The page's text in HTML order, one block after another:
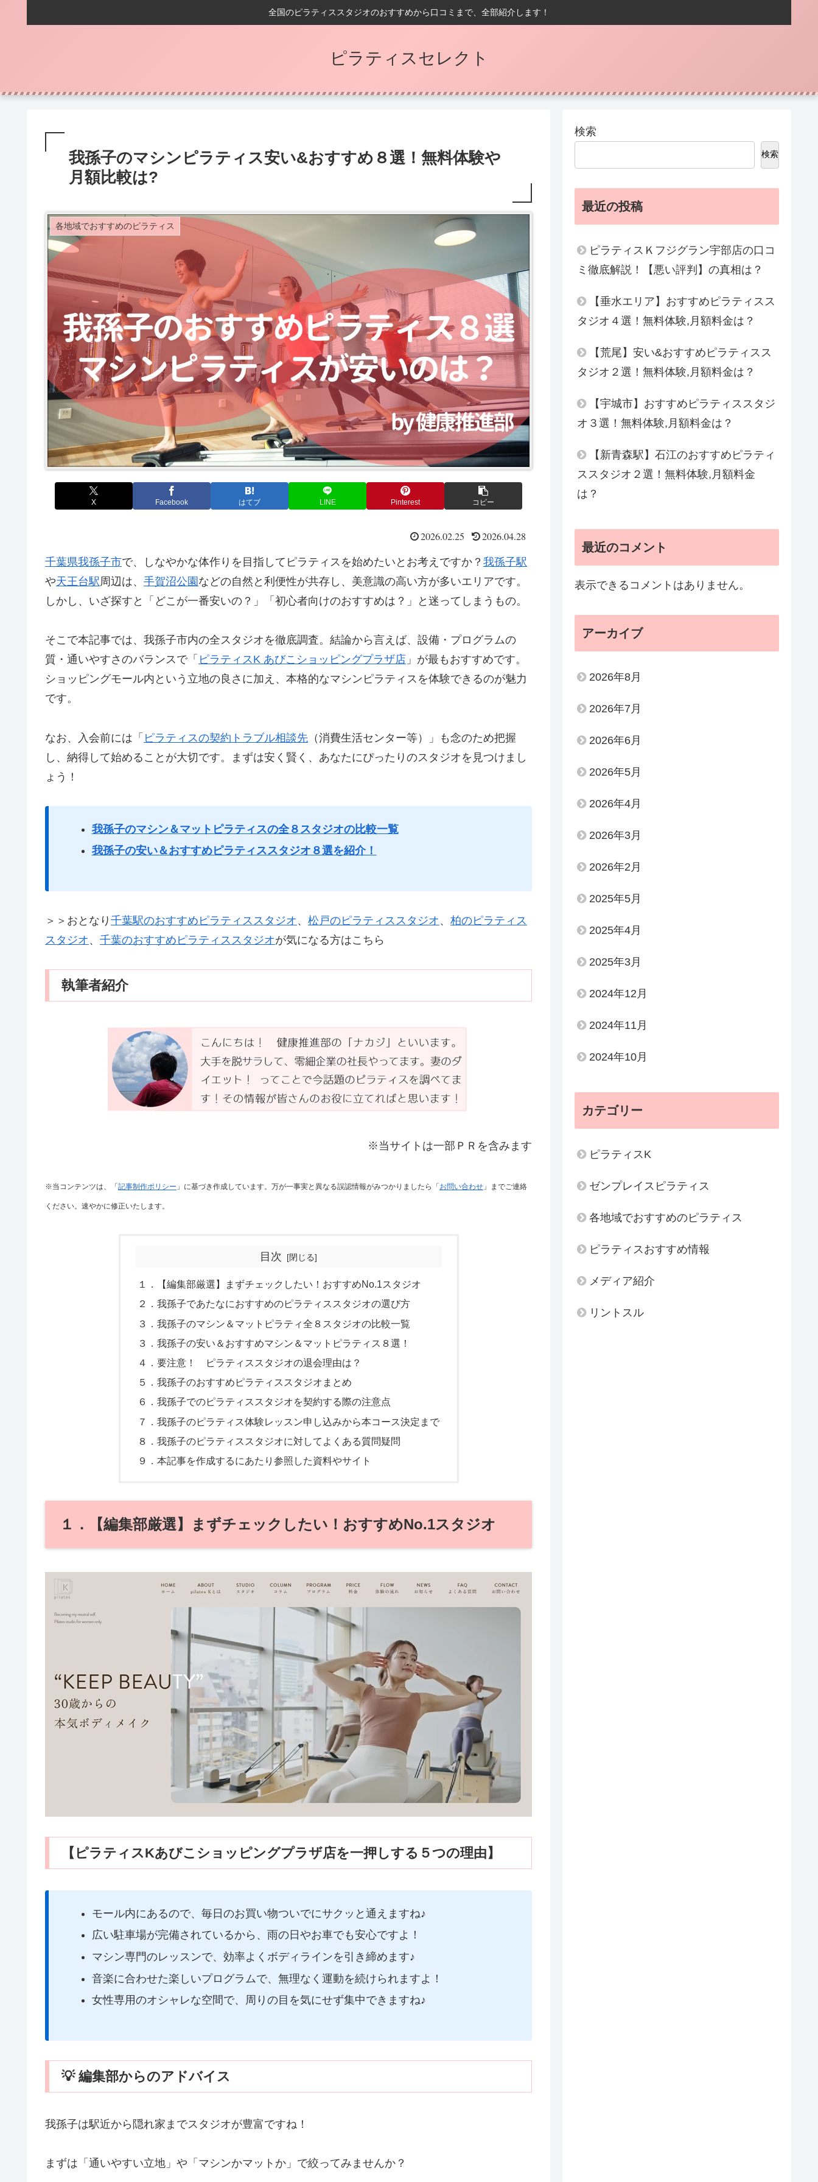
全国のピラティススタジオのおすすめから口コミまで、全部紹介します！
ピラティスセレクト
我孫子のマシンピラティス安い&おすすめ８選！無料体験や
月額比較は?
各地域でおすすめのピラティス
X Facebook はてブ LINE Pinterest コピー
2026.02.25 2026.04.28
千葉県我孫子市で、しなやかな体作りを目指してピラティスを始めたいとお考えですか？ 我孫子駅
や天王台駅 周辺は、 手賀沼公園などの自然と利便性が共存し、美意識の高い方が多いエリアです。
しかし、いざ探すと「どこが一番安いの？」「初心者向けのおすすめは？」と迷ってしまうもの。
そこで本記事では、我孫子市内の全スタジオを徹底調査。結論から言えば、設備・プログラムの
質・通いやすさのバランスで「 ピラティスK あびこショッピングプラザ店 」が最もおすすめです。
ショッピングモール内という立地の良さに加え、本格的なマシンピラティスを体験できるのが魅力
です。
なお、入会前には「 ピラティスの契約トラブル相談先 （消費生活センター等）」も念のため把握
し、納得して始めることが大切です。まずは安く賢く、あなたにぴったりのスタジオを見つけまし
ょう！
我孫子のマシン＆マットピラティスの全８スタジオの比較一覧
我孫子の安い＆おすすめピラティススタジオ８選を紹介！
＞＞おとなり 千葉駅のおすすめピラティススタジオ 、 松戸のピラティススタジオ 、 柏のピラティス
スタジオ 、 千葉のおすすめピラティススタジオが気になる方はこちら
執筆者紹介
※当サイトは一部ＰＲを含みます
※当コンテンツは、「記事制作ポリシー 」に基づき作成しています。万が一事実と異なる誤認情報がみつかりましたら「お問い合わせ 」までご連絡
ください。速やかに修正いたします。
目次
１．【編集部厳選】まずチェックしたい！おすすめNo.1スタジオ
２．我孫子であたなにおすすめのピラティススタジオの選び方
３．我孫子のマシン＆マットピラティ全８スタジオの比較一覧
３．我孫子の安い＆おすすめマシン＆マットピラティス８選！
４．要注意！ ピラティススタジオの退会理由は？
５．我孫子のおすすめピラティススタジオまとめ
６．我孫子でのピラティススタジオを契約する際の注意点
７．我孫子のピラティス体験レッスン申し込みから本コース決定まで
８．我孫子のピラティススタジオに対してよくある質問疑問
９．本記事を作成するにあたり参照した資料やサイト
１．【編集部厳選】まずチェックしたい！おすすめNo.1スタジオ
【ピラティスKあびこショッピングプラザ店を一押しする５つの理由】
モール内にあるので、毎日のお買い物ついでにサクッと通えますね♪
広い駐車場が完備されているから、雨の日やお車でも安心ですよ！
マシン専門のレッスンで、効率よくボディラインを引き締めます♪
音楽に合わせた楽しいプログラムで、無理なく運動を続けられますよ！
女性専用のオシャレな空間で、周りの目を気にせず集中できますね♪
💡 編集部からのアドバイス
我孫子は駅近から隠れ家までスタジオが豊富ですね！
まずは「通いやすい立地」や「マシンかマットか」で絞ってみませんか？
検索
検索
最近の投稿
ピラティスＫフジグラン宇部店の口コ
ミ徹底解説！【悪い評判】の真相は？
【垂水エリア】おすすめピラティスス
タジオ４選！無料体験,月額料金は？
【荒尾】安い&おすすめピラティスス
タジオ２選！無料体験,月額料金は？
【宇城市】おすすめピラティススタジ
オ３選！無料体験,月額料金は？
【新青森駅】石江のおすすめピラティ
ススタジオ２選！無料体験,月額料金
は？
最近のコメント
表示できるコメントはありません。
アーカイブ
2026年8月
2026年7月
2026年6月
2026年5月
2026年4月
2026年3月
2026年2月
2025年5月
2025年4月
2025年3月
2024年12月
2024年11月
2024年10月
カテゴリー
ピラティスK
ゼンプレイスピラティス
各地域でおすすめのピラティス
ピラティスおすすめ情報
メディア紹介
リントスル